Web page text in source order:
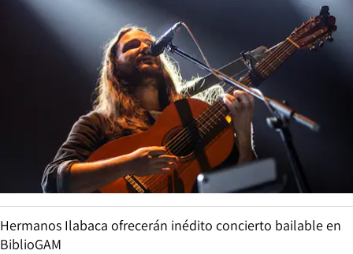
Hermanos Ilabaca ofrecerán inédito concierto bailable en
BiblioGAM